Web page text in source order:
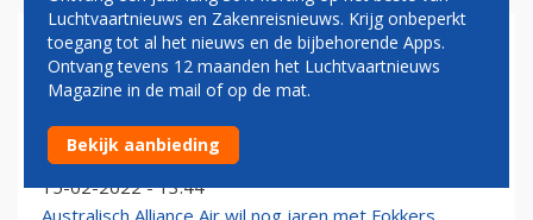
ALLIANCE AIR
Indiaas Alliance Air schaft twee ATR 42's aan via
Nederlands TrueNoord
15-02-2022 - 13:44
Luchtvaartnieuws en Zakenreisnieuws. Krijg onbeperkt
toegang tot al het nieuws en de bijbehorende Apps.
Ontvang tevens 12 maanden het Luchtvaartnieuws
Magazine in de mail of op de mat.
Bekijk aanbieding